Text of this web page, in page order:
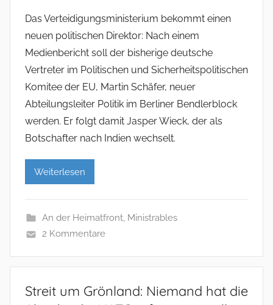
Das Verteidigungsministerium bekommt einen
neuen politischen Direktor: Nach einem
Medienbericht soll der bisherige deutsche
Vertreter im Politischen und Sicherheitspolitischen
Komitee der EU, Martin Schäfer, neuer
Abteilungsleiter Politik im Berliner Bendlerblock
werden. Er folgt damit Jasper Wieck, der als
Botschafter nach Indien wechselt.
Weiterlesen
An der Heimatfront, Ministrables
2 Kommentare
Streit um Grönland: Niemand hat die